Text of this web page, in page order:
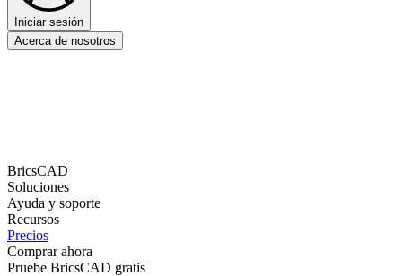
Iniciar sesión
Acerca de nosotros
BricsCAD
Soluciones
Ayuda y soporte
Recursos
Precios
Comprar ahora
Pruebe BricsCAD gratis